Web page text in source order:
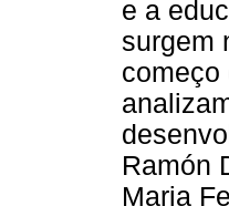
e a
surgem
começo
Ramón
Maria